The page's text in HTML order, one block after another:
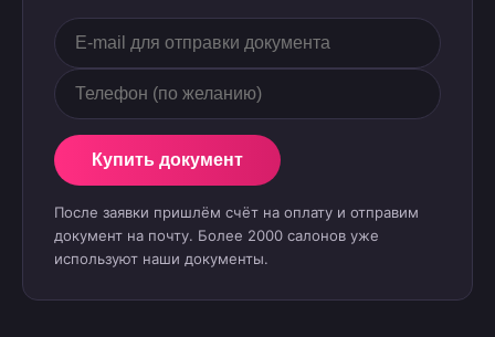
Купить документ
После заявки пришлём счёт на оплату и отправим
документ на почту. Более 2000 салонов уже
используют наши документы.